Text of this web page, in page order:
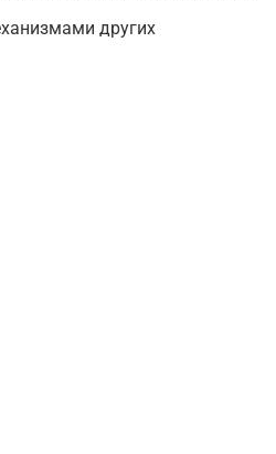
других